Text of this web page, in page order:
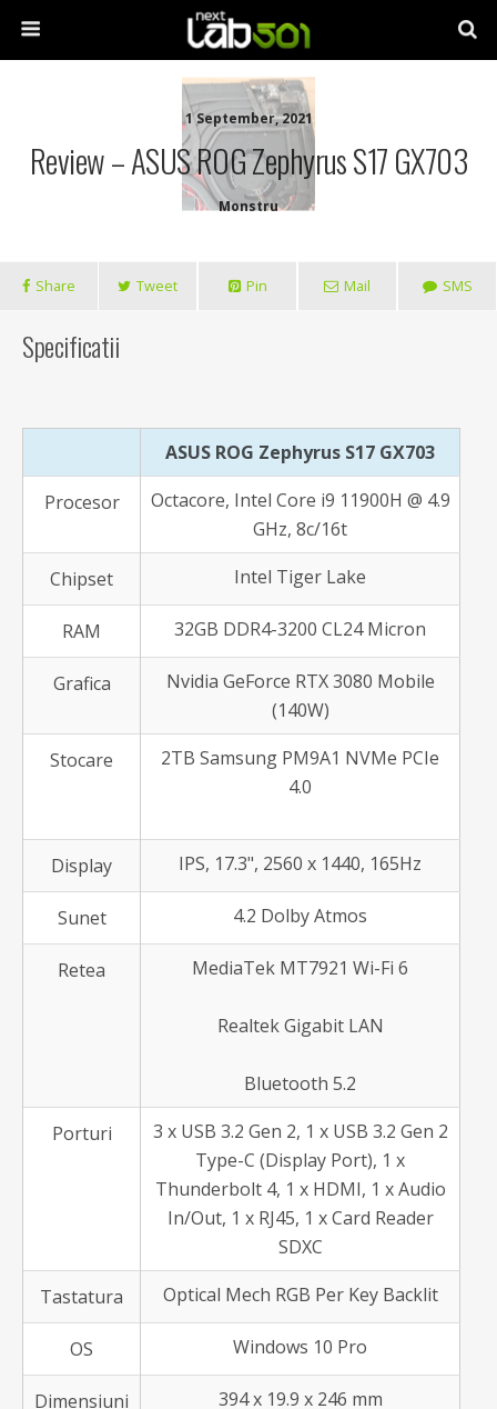
1 September, 2021
Review – ASUS ROG Zephyrus S17 GX703
Monstru
Share Tweet Pin Mail SMS
Specificatii
ASUS ROG Zephyrus S17 GX703
Procesor
Octacore, Intel Core i9 11900H @ 4.9
GHz, 8c/16t
Chipset Intel Tiger Lake
RAM 32GB DDR4-3200 CL24 Micron
Grafica
Nvidia GeForce RTX 3080 Mobile
(140W)
Stocare
2TB Samsung PM9A1 NVMe PCIe
4.0
Display IPS, 17.3", 2560 x 1440, 165Hz
Sunet 4.2 Dolby Atmos
Retea MediaTek MT7921 Wi-Fi 6
Realtek Gigabit LAN
Bluetooth 5.2
Porturi
3 x USB 3.2 Gen 2, 1 x USB 3.2 Gen 2
Type-C (Display Port), 1 x
Thunderbolt 4, 1 x HDMI, 1 x Audio
In/Out, 1 x RJ45, 1 x Card Reader
SDXC
Tastatura Optical Mech RGB Per Key Backlit
OS Windows 10 Pro
Dimensiuni 394 x 19.9 x 246 mm